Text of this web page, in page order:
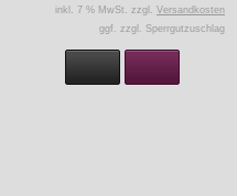
inkl. 7 % MwSt. zzgl. Versandkosten
ggf. zzgl. Sperrgutzuschlag